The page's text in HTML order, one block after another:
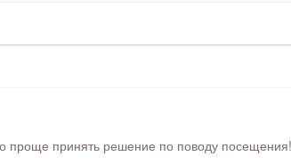
принять решение по поводу посещения!